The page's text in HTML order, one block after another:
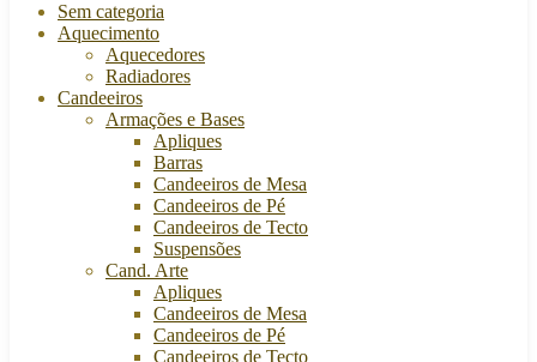
Sem categoria
Aquecimento
Aquecedores
Radiadores
Candeeiros
Armações e Bases
Apliques
Barras
Candeeiros de Mesa
Candeeiros de Pé
Candeeiros de Tecto
Suspensões
Cand. Arte
Apliques
Candeeiros de Mesa
Candeeiros de Pé
Candeeiros de Tecto